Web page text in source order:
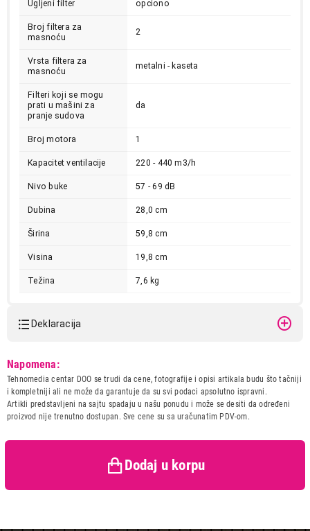
Ugljeni filter opciono
Broj filtera za
masnoću
2
Vrsta filtera za
masnoću
metalni - kaseta
Filteri koji se mogu
prati u mašini za
pranje sudova
da
Broj motora 1
Kapacitet ventilacije 220 - 440 m3/h
Nivo buke 57 - 69 dB
Dubina 28,0 cm
Širina 59,8 cm
Visina 19,8 cm
Težina 7,6 kg
Deklaracija
Naziv i vrsta robe:
ASPIRATOR
Uvoznik:
BEKO BALKANS d.o.o.
Zemlja porekla:
Turska
Prava potrošača:
Zagarantovana sva prava
zaštiti potrošača
Napomena:
Tehnomedia centar DOO se trudi da cene, fotografije i opisi artikala budu što tačniji
i kompletniji ali ne može da garantuje da su svi podaci apsolutno ispravni.
Artikli predstavljeni na sajtu spadaju u našu ponudu i može se desiti da određeni
proizvod nije trenutno dostupan. Sve cene su sa uračunatim PDV-om.
Dodaj u korpu
13.399,00
ASPIRATORI
BEKO CTB 6250 X 60 CM HOOD
Proizvod je dodat u korpu.
Nastavi kupovinu